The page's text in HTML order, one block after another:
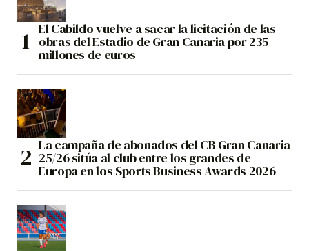
El Cabildo vuelve a sacar la licitación de las
obras del Estadio de Gran Canaria por 235
millones de euros
La campaña de abonados del CB Gran Canaria
25/26 sitúa al club entre los grandes de
Europa en los Sports Business Awards 2026